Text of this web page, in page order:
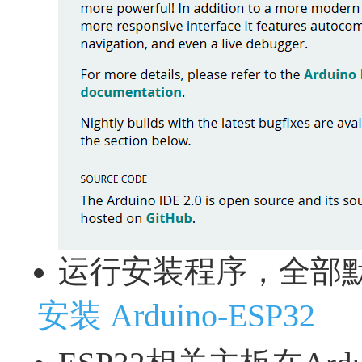
运行安装程序，全部
安装 Arduino-ESP32